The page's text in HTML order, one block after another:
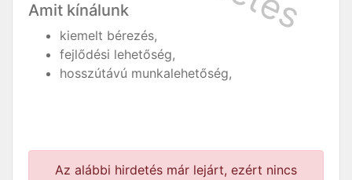
Amit kínálunk
kiemelt bérezés,
fejlődési lehetőség,
hosszútávú munkalehetőség,
Az alábbi hirdetés már lejárt, ezért nincs